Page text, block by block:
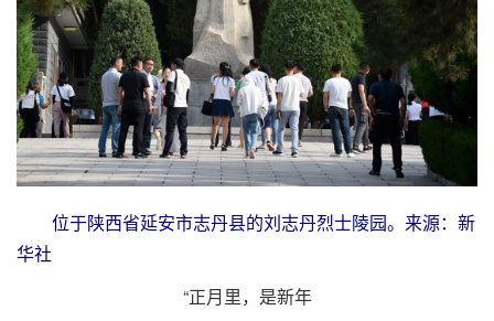
位于陕西省延安市志丹县的刘志丹烈士陵园。来源：新
华社
“正月里，是新年